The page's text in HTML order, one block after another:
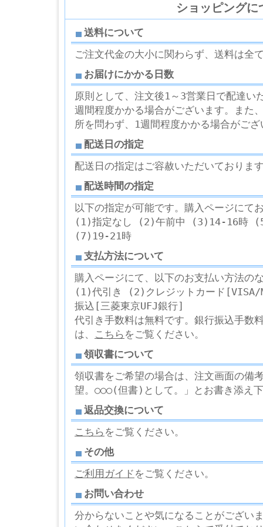
ショッピングに
送料について
ご注文代金の大小に関わらず、送料は全
お届けにかかる日数
原則として、注文後1～3営業日で配達い
週間程度かかる場合がございます。また
所を問わず、1週間程度かかる場合がござ
配送日の指定
配送日の指定はご容赦いただいておりま
配送時間の指定
以下の指定が可能です。購入ページにて
(1)指定なし (2)午前中 (3)14-16時
(7)19-21時
支払方法について
購入ページにて、以下のお支払い方法の
(1)代引き (2)クレジットカード
振込[三菱東京UFJ銀行]
代引き手数料は無料です。銀行振込手数
は、 こちら をご覧ください。
領収書について
領収書をご希望の場合は、注文画面の
望。○○○(但書)として。」とお書き添え
返品交換について
こちら をご覧ください。
その他
ご利用ガイド をご覧ください。
お問い合わせ
分からないことや気になることがござい